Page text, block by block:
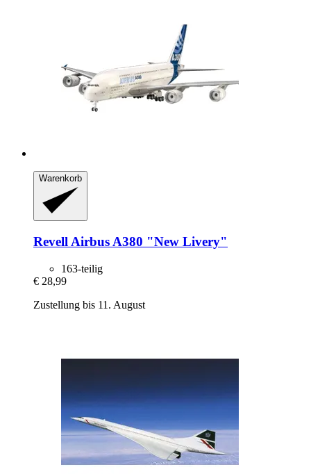
Warenkorb
Revell Airbus A380 "New Livery"
163-teilig
€ 28,99
Zustellung bis 11. August